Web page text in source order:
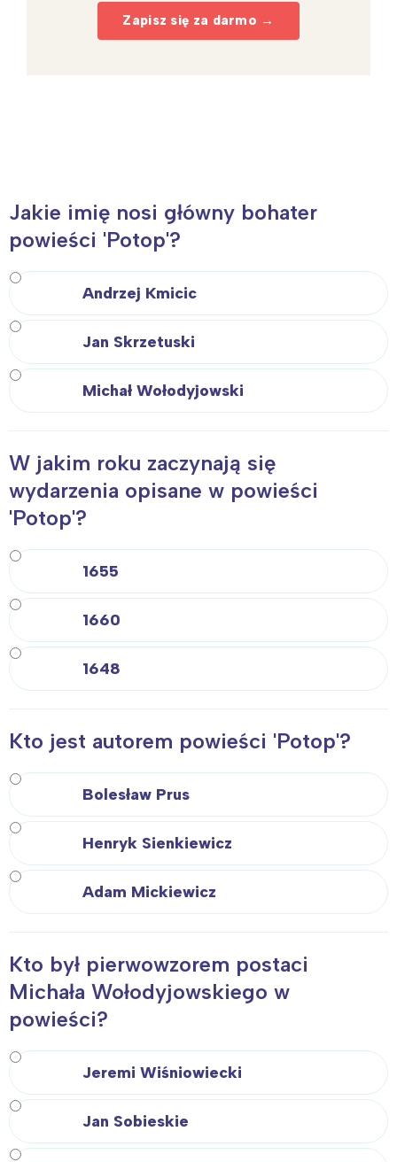
Zapisz się za darmo →
Jakie imię nosi główny bohater
powieści 'Potop'?
Andrzej Kmicic
Jan Skrzetuski
Michał Wołodyjowski
W jakim roku zaczynają się
wydarzenia opisane w powieści
'Potop'?
1655
1660
1648
Kto jest autorem powieści 'Potop'?
Bolesław Prus
Henryk Sienkiewicz
Adam Mickiewicz
Kto był pierwowzorem postaci
Michała Wołodyjowskiego w
powieści?
Jeremi Wiśniowiecki
Jan Sobieskie